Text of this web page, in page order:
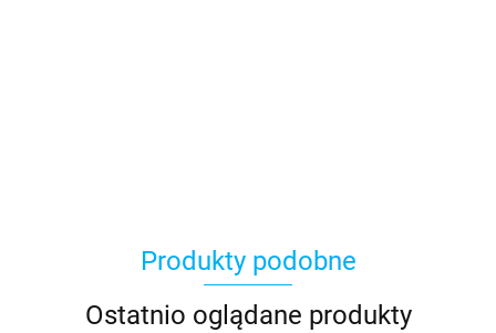
Produkty podobne
Ostatnio oglądane produkty